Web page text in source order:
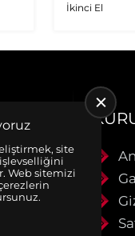
İkinci El
ait
site
Web sitemizi